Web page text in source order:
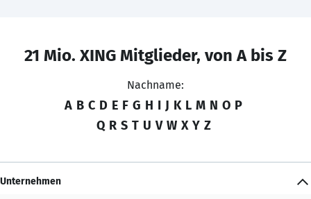
21 Mio. XING Mitglieder, von A bis Z
Nachname:
A B C D E F G H I J K L M N O P
Q R S T U V W X Y Z
Unternehmen